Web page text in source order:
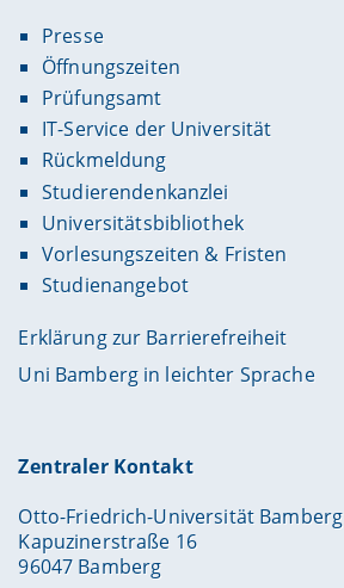
Presse
Öffnungszeiten
Prüfungsamt
IT-Service der Universität
Rückmeldung
Studierendenkanzlei
Universitätsbibliothek
Vorlesungszeiten & Fristen
Studienangebot
Erklärung zur Barrierefreiheit
Uni Bamberg in leichter Sprache
Zentraler Kontakt
Otto-Friedrich-Universität Bamberg
Kapuzinerstraße 16
96047 Bamberg